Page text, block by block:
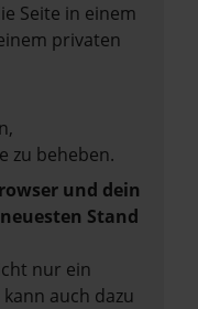
Seite in einem
privaten
zu beheben.
und dein
Stand
nur ein
auch dazu